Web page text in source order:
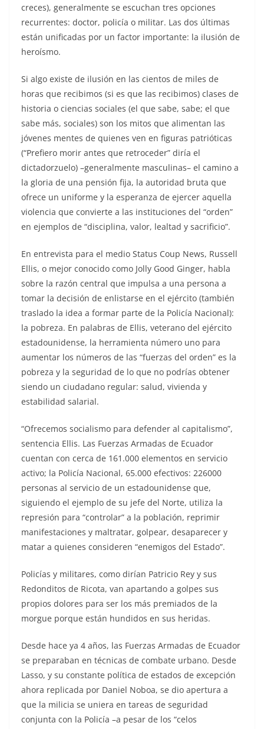
creces), generalmente se escuchan tres opciones
recurrentes: doctor, policía o militar. Las dos últimas
están unificadas por un factor importante: la ilusión de
heroísmo.
Si algo existe de ilusión en las cientos de miles de
horas que recibimos (si es que las recibimos) clases de
historia o ciencias sociales (el que sabe, sabe; el que
sabe más, sociales) son los mitos que alimentan las
jóvenes mentes de quienes ven en figuras patrióticas
(“Prefiero morir antes que retroceder” diría el
dictadorzuelo) –generalmente masculinas– el camino a
la gloria de una pensión fija, la autoridad bruta que
ofrece un uniforme y la esperanza de ejercer aquella
violencia que convierte a las instituciones del “orden”
en ejemplos de “disciplina, valor, lealtad y sacrificio”.
En entrevista para el medio Status Coup News, Russell
Ellis, o mejor conocido como Jolly Good Ginger, habla
sobre la razón central que impulsa a una persona a
tomar la decisión de enlistarse en el ejército (también
traslado la idea a formar parte de la Policía Nacional):
la pobreza. En palabras de Ellis, veterano del ejército
estadounidense, la herramienta número uno para
aumentar los números de las “fuerzas del orden” es la
pobreza y la seguridad de lo que no podrías obtener
siendo un ciudadano regular: salud, vivienda y
estabilidad salarial.
“Ofrecemos socialismo para defender al capitalismo”,
sentencia Ellis. Las Fuerzas Armadas de Ecuador
cuentan con cerca de 161.000 elementos en servicio
activo; la Policía Nacional, 65.000 efectivos: 226000
personas al servicio de un estadounidense que,
siguiendo el ejemplo de su jefe del Norte, utiliza la
represión para “controlar” a la población, reprimir
manifestaciones y maltratar, golpear, desaparecer y
matar a quienes consideren “enemigos del Estado”.
Policías y militares, como dirían Patricio Rey y sus
Redonditos de Ricota, van apartando a golpes sus
propios dolores para ser los más premiados de la
morgue porque están hundidos en sus heridas.
Desde hace ya 4 años, las Fuerzas Armadas de Ecuador
se preparaban en técnicas de combate urbano. Desde
Lasso, y su constante política de estados de excepción
ahora replicada por Daniel Noboa, se dio apertura a
que la milicia se uniera en tareas de seguridad
conjunta con la Policía –a pesar de los “celos